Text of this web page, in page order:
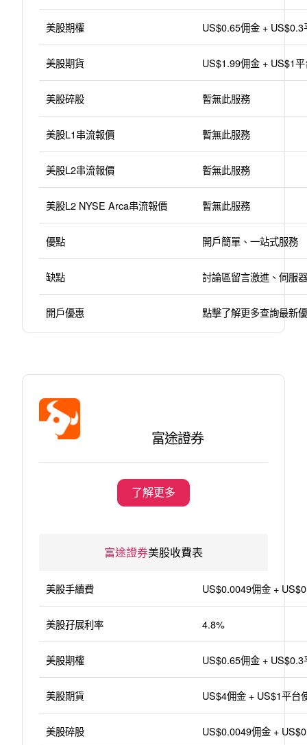
美股期權 US$0.65佣金 + US$0.3
美股期貨 US$1.99佣金 + US$1
美股碎股 暫無此服務
美股L1串流報價 暫無此服務
美股L2串流報價 暫無此服務
美股L2 NYSE Arca串流報價 暫無此服務
優點 開戶簡單、一站式服務
缺點 討論區留言激進、伺服
開戶優惠 點擊了解更多查詢最新
富途證券
了解更多
富途證券美股收費表
美股手續費 US$0.0049佣金 +
美股孖展利率 4.8%
美股期權 US$0.65佣金 + US$0.3
美股期貨 US$4佣金 + US$1平台
美股碎股 US$0.0049佣金 +